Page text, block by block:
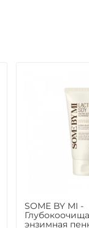
SOME BY MI -
энзимная